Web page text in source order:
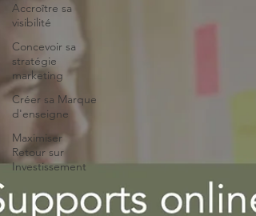
Accroître sa
visibilité
Concevoir sa
stratégie
marketing
Créer sa Marque
d'enseigne
Maximiser
Retour sur
Investissement